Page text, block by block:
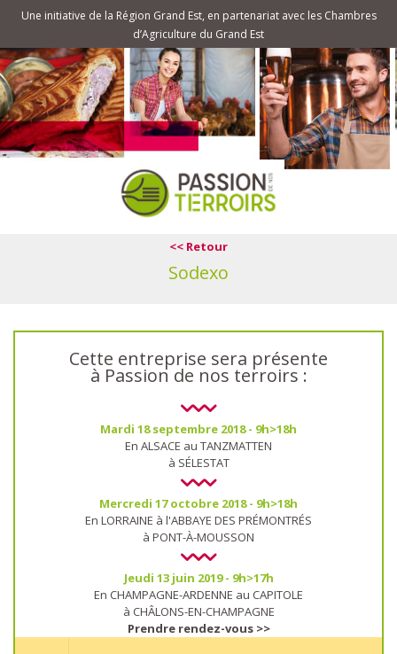
Une initiative de la Région Grand Est, en partenariat avec les Chambres
d’Agriculture du Grand Est
<< Retour
Sodexo
Cette entreprise sera présente
à Passion de nos terroirs :
Mardi 18 septembre 2018 - 9h>18h
En ALSACE au TANZMATTEN
à SÉLESTAT
Mercredi 17 octobre 2018 - 9h>18h
En LORRAINE à l'ABBAYE DES PRÉMONTRÉS
à PONT-À-MOUSSON
Jeudi 13 juin 2019 - 9h>17h
En CHAMPAGNE-ARDENNE au CAPITOLE
à CHÂLONS-EN-CHAMPAGNE
Prendre rendez-vous >>